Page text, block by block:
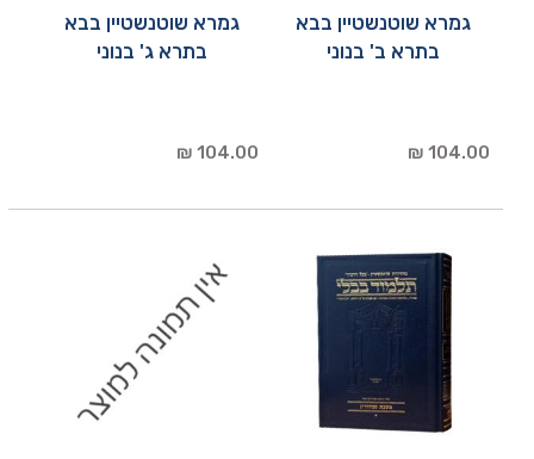
גמרא שוטנשטיין בבא
בתרא ב' בנוני
104.00 ₪
גמרא שוטנשטיין בבא
בתרא ג' בנוני
104.00 ₪